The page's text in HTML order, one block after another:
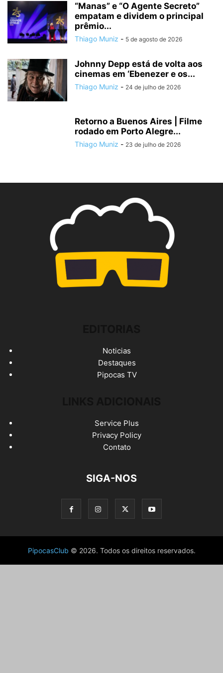
“Manas” e “O Agente Secreto”
empatam e dividem o principal
prêmio...
Thiago Muniz - 5 de agosto de 2026
Johnny Depp está de volta aos
cinemas em ‘Ebenezer e os...
Thiago Muniz - 24 de julho de 2026
Retorno a Buenos Aires | Filme
rodado em Porto Alegre...
Thiago Muniz - 23 de julho de 2026
Noticias
Destaques
Pipocas TV
Service Plus
Privacy Policy
Contato
SIGA-NOS
PipocasClub © 2026. Todos os direitos reservados.